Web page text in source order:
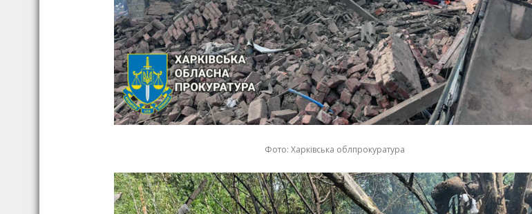
Фото: Харківська облпрокуратура